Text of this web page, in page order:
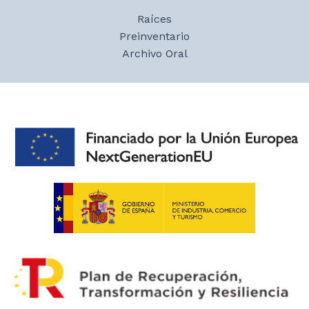
recordando mujeres que iban con velo a la
iglesia y los trajes de domingo.
Raíces
Preinventario
Archivo Oral